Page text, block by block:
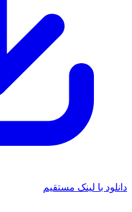
با لینک مستقیم